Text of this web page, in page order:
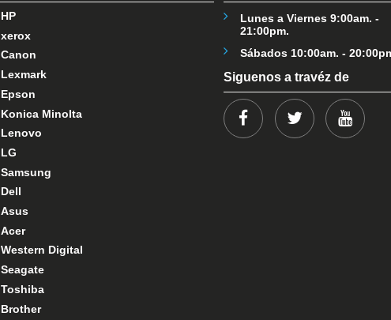
HP
xerox
Canon
Lexmark
Epson
Konica Minolta
Lenovo
LG
Samsung
Dell
Asus
Acer
Western Digital
Seagate
Toshiba
Brother
Lunes a Viernes 9:00am. -
21:00pm.
Sábados 10:00am. -
Siguenos a travéz de